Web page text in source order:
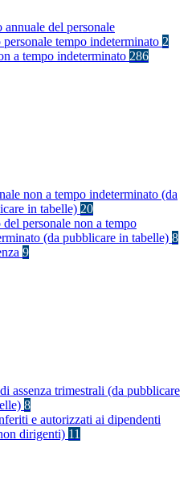
annuale del personale
personale tempo indeterminato 2
a tempo indeterminato 286
non a tempo indeterminato (da
in tabelle) 20
del personale non a tempo
(da pubblicare in tabelle) 8
9
assenza trimestrali (da pubblicare
8
e autorizzati ai dipendenti
dirigenti) 11